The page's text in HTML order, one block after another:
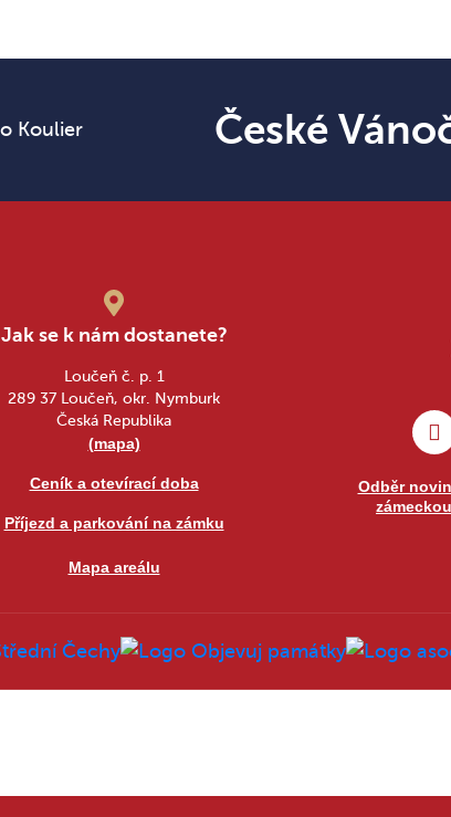
České
Jak se k nám dostanete?
Loučeň č. p. 1
289 37 Loučeň, okr. Nymburk
Česká Republika
(mapa)
Ceník a otevírací doba
Příjezd a parkování na zámku
Mapa areálu
Odběr